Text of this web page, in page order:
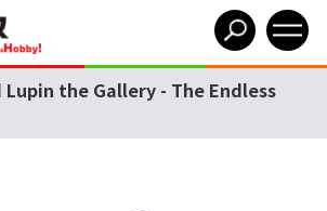
the Gallery - The Endless